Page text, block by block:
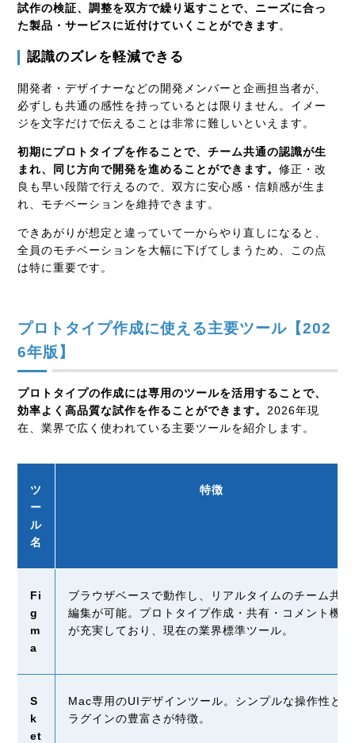
試作の検証、調整を双方で繰り返すことで、ニーズに合っ
た製品・サービスに近付けていくことができます。
認識のズレを軽減できる
開発者・デザイナーなどの開発メンバーと企画担当者が、
必ずしも共通の感性を持っているとは限りません。イメー
ジを文字だけで伝えることは非常に難しいといえます。
初期にプロトタイプを作ることで、チーム共通の認識が生
まれ、同じ方向で開発を進めることができます。修正・改
良も早い段階で行えるので、双方に安心感・信頼感が生ま
れ、モチベーションを維持できます。
できあがりが想定と違っていて一からやり直しになると、
全員のモチベーションを大幅に下げてしまうため、この点
は特に重要です。
プロトタイプ作成に使える主要ツール【202
6年版】
プロトタイプの作成には専用のツールを活用することで、
効率よく高品質な試作を作ることができます。 2026年現
在、業界で広く使われている主要ツールを紹介します。
ツ
ー
ル
名
特徴
Fi
g
m
a
ブラウザベースで動作し、リアルタイムのチーム共同
編集が可能。プロトタイプ作成・共有・コメント機能
が充実しており、現在の業界標準ツール。
S
k
et
Mac専用のUIデザインツール。シンプルな操作性とプ
ラグインの豊富さが特徴。